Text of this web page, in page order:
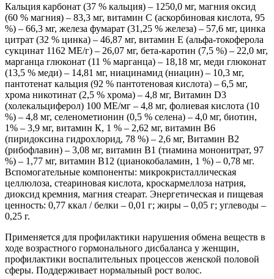
Кальция карбонат (37 % кальция) – 1250,0 мг, магния оксид
(60 % магния) – 83,3 мг, витамин С (аскорбиновая кислота, 95
%) – 66,3 мг, железа фумарат (31,25 % железа) – 57,6 мг, цинка
цитрат (32 % цинка) – 46,87 мг, витамин Е (альфа-токоферола
сукцинат 1162 МЕ/г) – 26,07 мг, бета-каротин (7,5 %) – 22,0 мг,
марганца глюконат (11 % марганца) – 18,18 мг, меди глюконат
(13,5 % меди) – 14,81 мг, ниацинамид (ниацин) – 10,3 мг,
пантотенат кальция (92 % пантотеновая кислота) – 6,5 мг,
хрома никотинат (2,5 % хрома) – 4,8 мг, Витамин D3
(холекальциферол) 100 ME/мг – 4,8 мг, фолиевая кислота (10
%) – 4,8 мг, селенометионин (0,5 % селена) – 4,0 мг, биотин,
1% – 3,9 мг, витамин К, 1 % – 2,62 мг, витамин В6
(пиридоксина гидрохлорид, 78 %) – 2,6 мг, Витамин B2
(рибофлавин) – 3,08 мг, витамин В1 (тиамина мононитрат, 97
%) – 1,77 мг, витамин В12 (цианокобаламин, 1 %) – 0,78 мг.
Вспомогательные компоненты: микрокристаллическая
целлюлоза, стеариновая кислота, кроскармеллоза натрия,
диоксид кремния, магния стеарат. Энергетическая и пищевая
ценность: 0,77 ккал / белки – 0,01 г; жиры – 0,05 г; углеводы –
0,25 г.
Применяется для профилактики нарушения обмена веществ в
ходе возрастного гормонального дисбаланса у женщин,
профилактики воспалительных процессов женской половой
сферы. Поддерживает нормальный рост волос.